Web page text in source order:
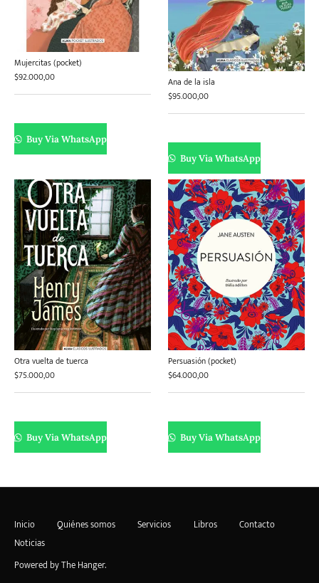
Mujercitas (pocket)
$92.000,00
Buy Via WhatsApp
Ana de la isla
$95.000,00
Buy Via WhatsApp
Otra vuelta de tuerca
$75.000,00
Buy Via WhatsApp
Persuasión (pocket)
$64.000,00
Buy Via WhatsApp
Inicio Quiénes somos Servicios Libros
Contacto
Noticias
Powered byThe Hanger.